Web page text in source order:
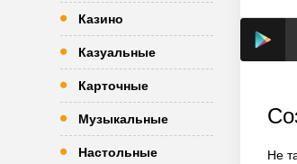
Казино
Казуальные
Карточные
Музыкальные
Настольные
Не